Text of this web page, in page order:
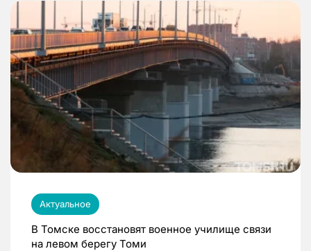
Актуальное
В Томске восстановят военное училище связи
на левом берегу Томи